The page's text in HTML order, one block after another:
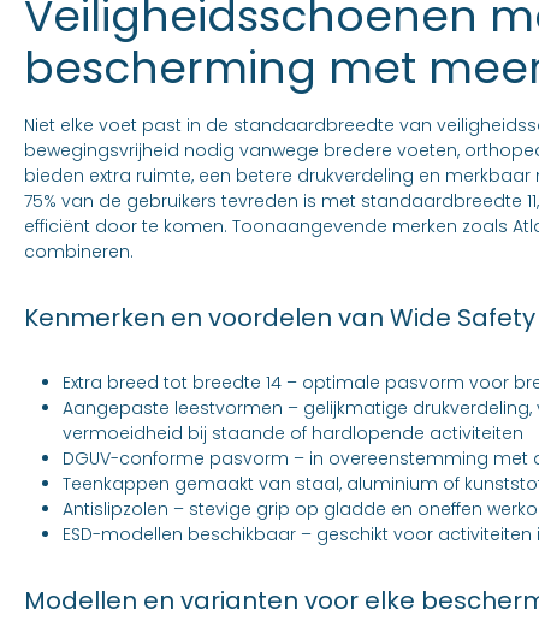
Veiligheidsschoenen
bescherming met
Niet elke voet past in de standaardbreedte van
bewegingsvrijheid nodig vanwege bredere voeten,
bieden extra ruimte, een betere drukverdeling en
75% van de gebruikers tevreden is met standaardbreedte
efficiënt door te komen. Toonaangevende merken zoals
combineren.
Kenmerken en voordelen van Wide Safety
Extra breed tot breedte 14 – optimale pasvorm voor
Aangepaste leestvormen – gelijkmatige
vermoeidheid bij staande of hardlopende activiteiten
DGUV-conforme pasvorm – in overeenstemming
Teenkappen gemaakt van staal, aluminium of
Antislipzolen – stevige grip op gladde en oneffen
ESD-modellen beschikbaar – geschikt voor
Modellen en varianten voor elke